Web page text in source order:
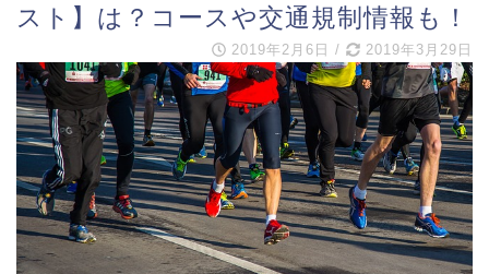
スト】は？コースや交通規制情報も！
2019年2月6日 / 2019年3月29日